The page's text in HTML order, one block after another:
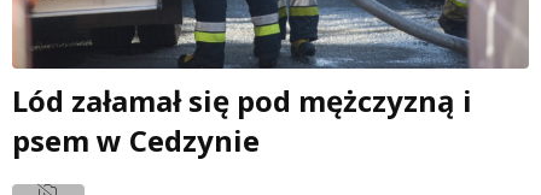
Lód załamał się pod mężczyzną i
psem w Cedzynie